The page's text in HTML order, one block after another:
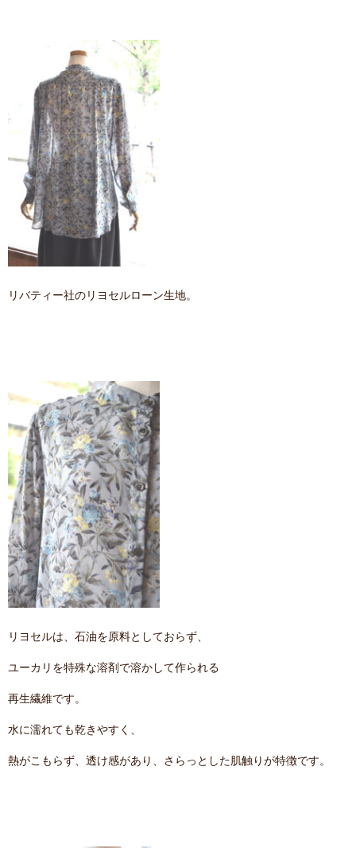
リバティー社のリヨセルローン生地。
リヨセルは、石油を原料としておらず、
ユーカリを特殊な溶剤で溶かして作られる
再生繊維です。
水に濡れても乾きやすく、
熱がこもらず、透け感があり、さらっとした肌触りが特徴です。